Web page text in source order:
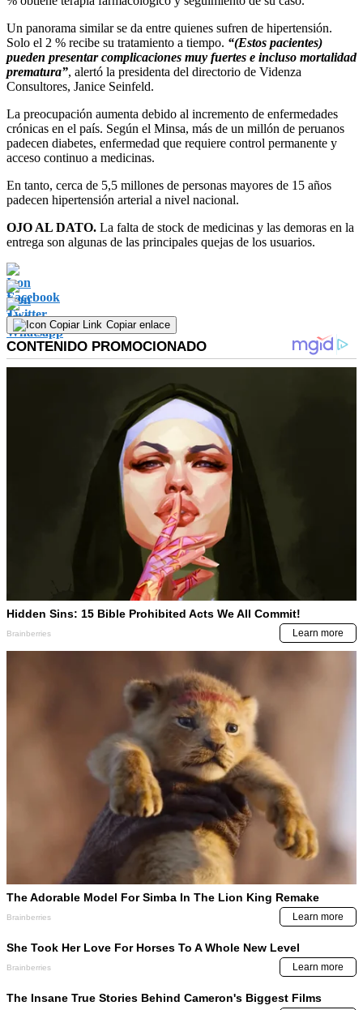
Un panorama similar se da entre quienes sufren de hipertensión.
Solo el 2 % recibe su tratamiento a tiempo. “(Estos pacientes)
pueden presentar complicaciones muy fuertes e incluso mortalidad
prematura”, alertó la presidenta del directorio de Videnza
Consultores, Janice Seinfeld.
La preocupación aumenta debido al incremento de enfermedades
crónicas en el país. Según el Minsa, más de un millón de peruanos
padecen diabetes, enfermedad que requiere control permanente y
acceso continuo a medicinas.
En tanto, cerca de 5,5 millones de personas mayores de 15 años
padecen hipertensión arterial a nivel nacional.
OJO AL DATO. La falta de stock de medicinas y las demoras en la
entrega son algunas de las principales quejas de los usuarios.
Copiar enlace